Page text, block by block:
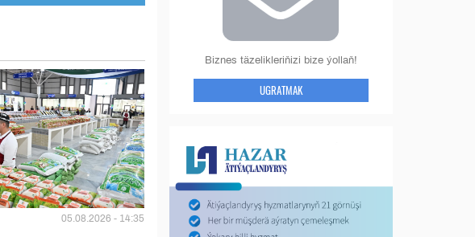
05.08.2026 - 14:35
Biznes täzelikleriňizi bize ýollaň!
UGRATMAK